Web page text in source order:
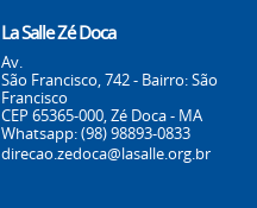
La Salle Zé Doca
Av.
São Francisco, 742 - Bairro: São
Francisco
CEP 65365-000, Zé Doca - MA
Whatsapp: (98) 98893-0833
direcao.zedoca@lasalle.org.br